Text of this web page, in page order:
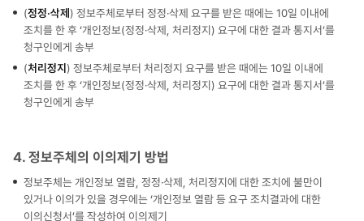
(정정·삭제) 정보주체로부터 정정·삭제 요구를 받은 때에는 10일 이내에
조치를 한 후 ‘개인정보(정정·삭제, 처리정지) 요구에 대한 결과 통지서’를
청구인에게 송부
(처리정지 ) 정보주체로부터 처리정지 요구를 받은 때에는 10일 이내에
조치를 한 후 ‘개인정보(정정·삭제, 처리정지) 요구에 대한 결과 통지서’를
청구인에게 송부
4. 정보주체의 이의제기 방법
정보주체는 개인정보 열람, 정정·삭제, 처리정지에 대한 조치에 불만이
있거나 이의가 있을 경우에는 ‘개인정보 열람 등 요구 조치결과에 대한
이의신청서’를 작성하여 이의제기